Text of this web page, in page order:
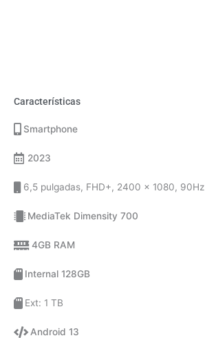
Características
Smartphone
2023
6,5 pulgadas, FHD+, 2400 x 1080, 90Hz
MediaTek Dimensity 700
4GB RAM
Internal 128GB
Ext: 1 TB
Android 13